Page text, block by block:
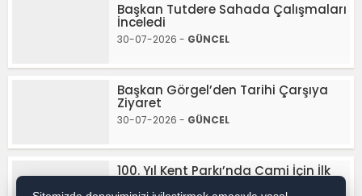
Başkan Tutdere Sahada Çalışmaları
İnceledi
30-07-2026 - GÜNCEL
Başkan Görgel’den Tarihi Çarşıya
Ziyaret
30-07-2026 - GÜNCEL
100. Yıl Kent Parkı’nda Cami İçin İlk